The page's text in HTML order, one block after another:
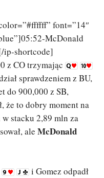
font=”14″
McDonald
ip-shortcode]
z CO trzymając
sprawdzeniem z BU,
do 900,000 z SB,
że to dobry moment na
w stacku 2,89 mln za
ale McDonald
i Gomez odpadł